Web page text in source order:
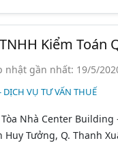
Kiểm Toán
nhật gần nhất: 19/5/
DỊCH VỤ TƯ VẤN THUẾ
Nhà Center Building
Huy Tưởng, Q. Thanh